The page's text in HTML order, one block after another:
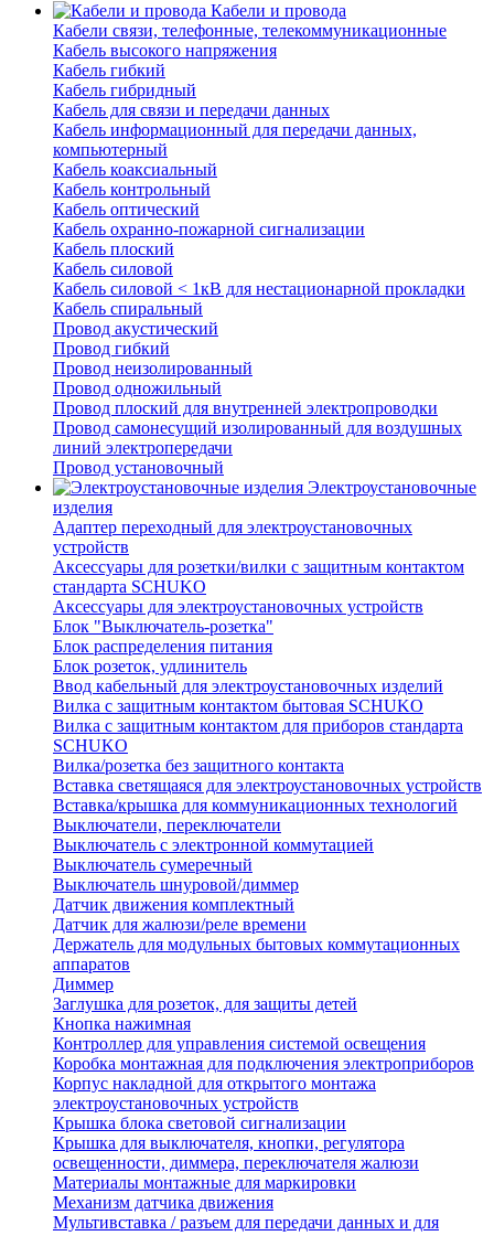
Кабели и провода
Кабели связи, телефонные, телекоммуникационные
Кабель высокого напряжения
Кабель гибкий
Кабель гибридный
Кабель для связи и передачи данных
Кабель информационный для передачи данных,
компьютерный
Кабель коаксиальный
Кабель контрольный
Кабель оптический
Кабель охранно-пожарной сигнализации
Кабель плоский
Кабель силовой
Кабель силовой < 1кВ для нестационарной прокладки
Кабель спиральный
Провод акустический
Провод гибкий
Провод неизолированный
Провод одножильный
Провод плоский для внутренней электропроводки
Провод самонесущий изолированный для воздушных
линий электропередачи
Провод установочный
Электроустановочные
изделия
Адаптер переходный для электроустановочных
устройств
Аксессуары для розетки/вилки с защитным контактом
стандарта SCHUKO
Аксессуары для электроустановочных устройств
Блок "Выключатель-розетка"
Блок распределения питания
Блок розеток, удлинитель
Ввод кабельный для электроустановочных изделий
Вилка с защитным контактом бытовая SCHUKO
Вилка с защитным контактом для приборов стандарта
SCHUKO
Вилка/розетка без защитного контакта
Вставка светящаяся для электроустановочных устройств
Вставка/крышка для коммуникационных технологий
Выключатели, переключатели
Выключатель с электронной коммутацией
Выключатель сумеречный
Выключатель шнуровой/диммер
Датчик движения комплектный
Датчик для жалюзи/реле времени
Держатель для модульных бытовых коммутационных
аппаратов
Диммер
Заглушка для розеток, для защиты детей
Кнопка нажимная
Контроллер для управления системой освещения
Коробка монтажная для подключения электроприборов
Корпус накладной для открытого монтажа
электроустановочных устройств
Крышка блока световой сигнализации
Крышка для выключателя, кнопки, регулятора
освещенности, диммера, переключателя жалюзи
Материалы монтажные для маркировки
Механизм датчика движения
Мультивставка / разъем для передачи данных и для